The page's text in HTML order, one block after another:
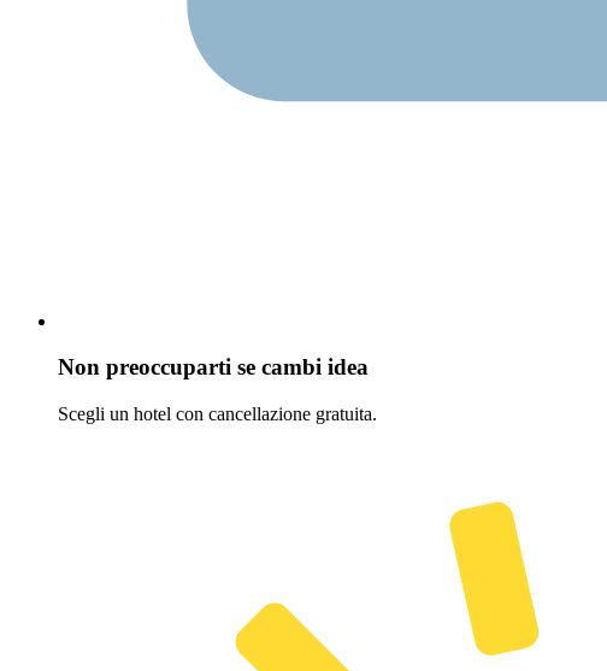
Non preoccuparti se cambi idea
Scegli un hotel con cancellazione gratuita.